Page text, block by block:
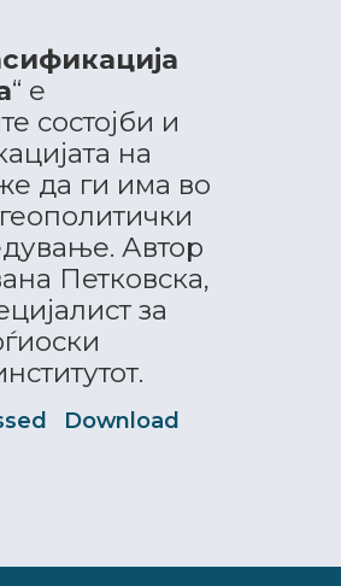
“ е
состојби и
на
да ги има во
Автор
Петковска,
за
Download